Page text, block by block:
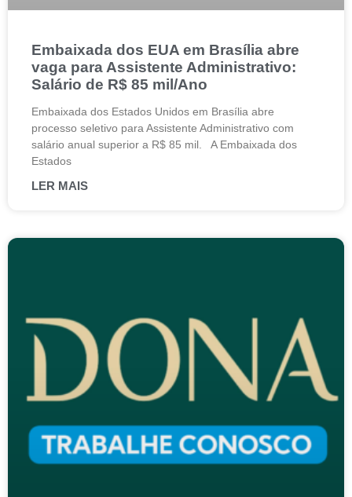
Embaixada dos EUA em Brasília abre
vaga para Assistente Administrativo:
Salário de R$ 85 mil/Ano
Embaixada dos Estados Unidos em Brasília abre
processo seletivo para Assistente Administrativo com
salário anual superior a R$ 85 mil. A Embaixada dos
Estados
LER MAIS